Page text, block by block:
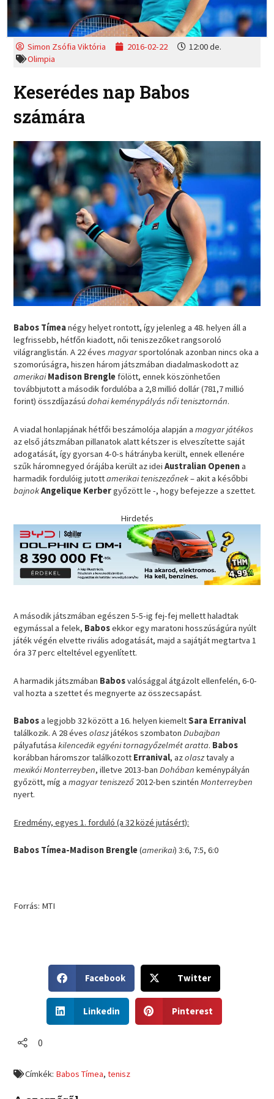
Simon Zsófia Viktória 2016-02-22
12:00 de.
Olimpia
Keserédes nap Babos
számára
Babos Tímeanégy helyet rontott, így jelenleg a 48. helyen áll a
legfrissebb, hétfőn kiadott, női teniszezőket rangsoroló
világranglistán. A 22 évesmagyarsportolónak azonban nincs oka a
szomorúságra, hiszen három játszmában diadalmaskodott az
amerikai Madison Brenglefölött, ennek köszönhetően
továbbjutott a második fordulóba a 2,8 millió dollár (781,7 millió
forint) összdíjazásúdohai keménypályás női tenisztornán.
A viadal honlapjának hétfői beszámolója alapján a magyar játékos
az első játszmában pillanatok alatt kétszer is elveszítette saját
adogatását, így gyorsan 4-0-s hátrányba került, ennek ellenére
szűk háromnegyed órájába került az ideiAustralian Openena
harmadik fordulóig jutottamerikai teniszezőnek– akit a későbbi
bajnokAngelique Kerbergyőzött le -, hogy befejezze a szettet.
Hirdetés
A második játszmában egészen 5-5-ig fej-fej mellett haladtak
egymással a felek, Babosekkor egy maratoni hosszúságúra nyúlt
játék végén elvette rivális adogatását, majd a sajátját megtartva 1
óra 37 perc elteltével egyenlített.
A harmadik játszmában Babosvalósággal átgázolt ellenfelén, 6-0-
val hozta a szettet és megnyerte az összecsapást.
Babosa legjobb 32 között a 16. helyen kiemeltSara Erranival
találkozik. A 28 évesolaszjátékos szombatonDubajban
pályafutásakilencedik egyéni tornagyőzelmét aratta. Babos
korábban háromszor találkozott Erranival, azolasztavaly a
mexikói Monterreyben, illetve 2013-banDohában keménypályán
győzött, míg amagyar teniszező 2012-ben szinténMonterreyben
nyert.
Eredmény, egyes 1. forduló (a 32 közé jutásért):
Babos Tímea-Madison Brengle(amerikai) 3:6, 7:5, 6:0
Forrás: MTI
h
a
r
Facebook
h
a
Twitter
h
a
n
Linkedin
h
a
Pinterest
0
Címkék: Babos Tímea,tenisz